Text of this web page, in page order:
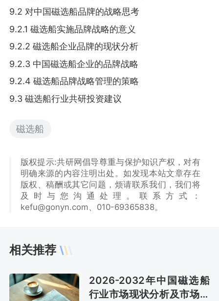
9.2 对中国磁选船品牌的战略思考
9.2.1 磁选船实施品牌战略的意义
9.2.2 磁选船企业品牌的现状分析
9.2.3 中国磁选船企业的品牌战略
9.2.4 磁选船品牌战略管理的策略
9.3 磁选船行业共研投资建议
磁选船
版权提示:共研网倡导尊重与保护知识产权，对有
明确来源的内容注明出处。如发现本站文章存在
版权、稿酬或其它问题，烦请联系我们，我们将
及时与您沟通处理。联系方式：
kefu@gonyn.com、010-69365838。
相关推荐
2026-2032年中国磁选船
行业市场现状分析及市场趋